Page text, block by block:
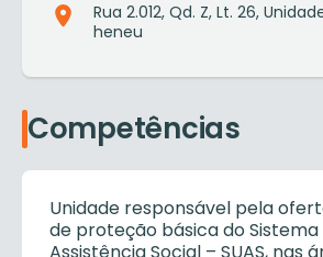
Rua 2.012, Qd. Z, Lt. 26,
heneu
Competências
Unidade responsável pela
de proteção básica do Sistema